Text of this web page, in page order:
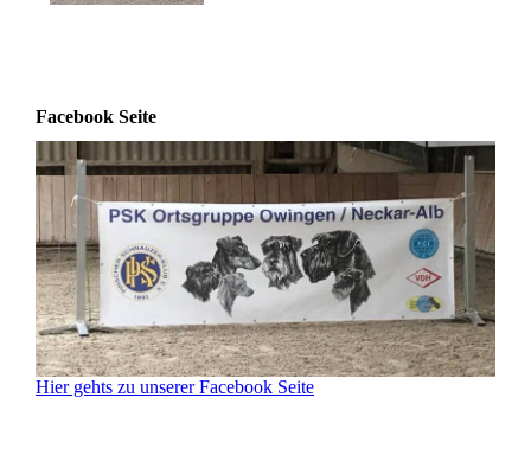
Facebook Seite
Hier gehts zu unserer Facebook Seite